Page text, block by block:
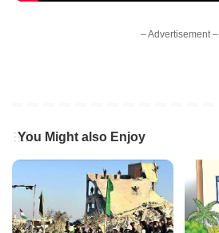
– Advertisement –
You Might also Enjoy